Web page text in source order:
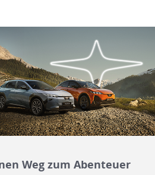
Weg zum Abenteuer